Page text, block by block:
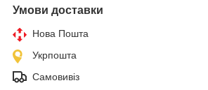
Умови доставки
Нова Пошта
Укрпошта
Самовивіз